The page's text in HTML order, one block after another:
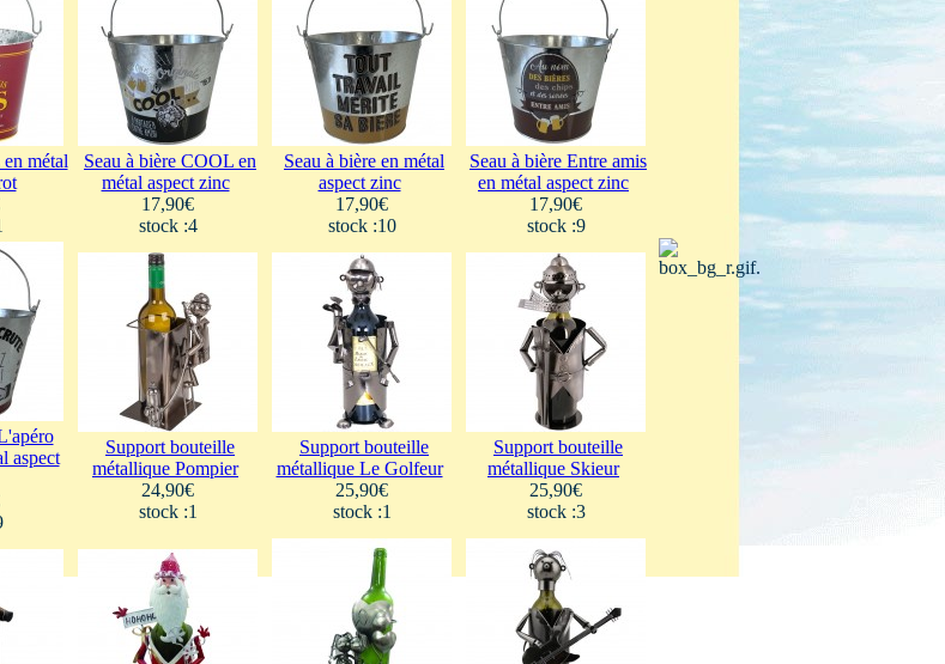
en métal
Seau à bière COOL en
métal aspect zinc
17,90€
stock :4
Seau à bière en métal
aspect zinc
17,90€
stock :10
Seau à bière Entre amis
en métal aspect zinc
17,90€
stock :9
aspect
Support bouteille
métallique Pompier
24,90€
stock :1
Support bouteille
métallique Le Golfeur
25,90€
stock :1
Support bouteille
métallique Skieur
25,90€
stock :3